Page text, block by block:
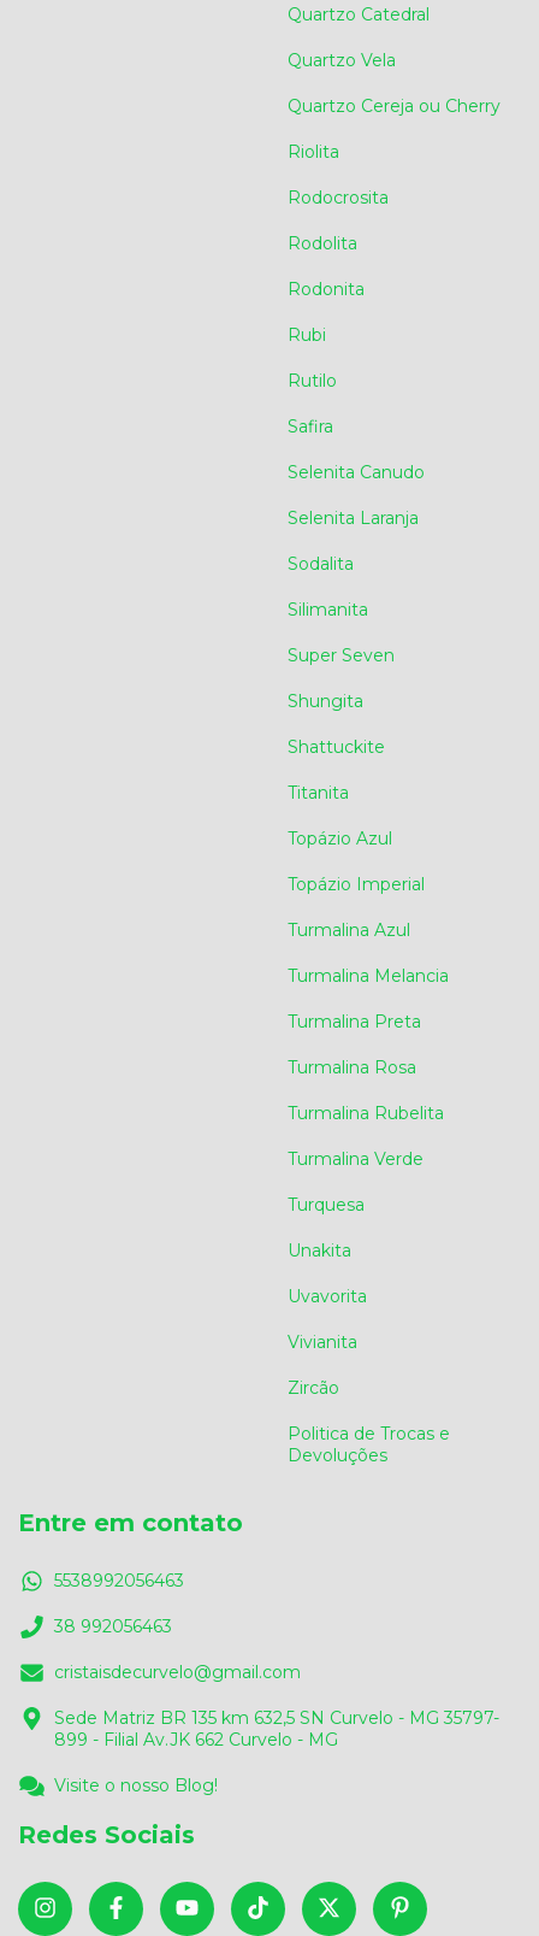
Quartzo Catedral
Quartzo Vela
Quartzo Cereja ou Cherry
Riolita
Rodocrosita
Rodolita
Rodonita
Rubi
Rutilo
Safira
Selenita Canudo
Selenita Laranja
Sodalita
Silimanita
Super Seven
Shungita
Shattuckite
Titanita
Topázio Azul
Topázio Imperial
Turmalina Azul
Turmalina Melancia
Turmalina Preta
Turmalina Rosa
Turmalina Rubelita
Turmalina Verde
Turquesa
Unakita
Uvavorita
Vivianita
Zircão
Politica de Trocas e
Devoluções
Entre em contato
5538992056463
38 992056463
cristaisdecurvelo@gmail.com
Sede Matriz BR 135 km 632,5 SN Curvelo - MG 35797-
899 - Filial Av.JK 662 Curvelo - MG
Visite o nosso Blog!
Redes Sociais